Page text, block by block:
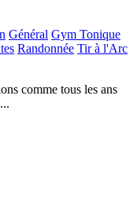
Général Gym Tonique
Randonnée Tir à l'Arc
comme tous les ans